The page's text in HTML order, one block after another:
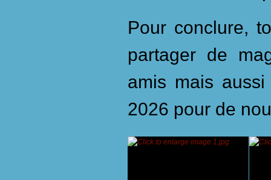
Pour conclure,
partager de
amis mais
2026 pour de